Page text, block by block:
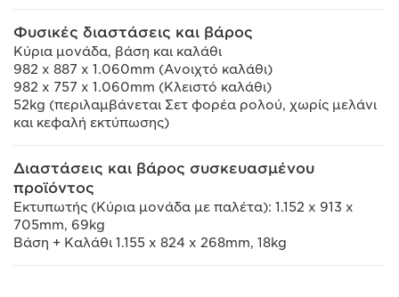
Φυσικές διαστάσεις και βάρος
Κύρια μονάδα, βάση και καλάθι
982 x 887 x 1.060mm (Ανοιχτό καλάθι)
982 x 757 x 1.060mm (Κλειστό καλάθι)
52kg (περιλαμβάνεται Σετ φορέα ρολού, χωρίς μελάνι
και κεφαλή εκτύπωσης)
Διαστάσεις και βάρος συσκευασμένου
προϊόντος
Εκτυπωτής (Κύρια μονάδα με παλέτα): 1.152 x 913 x
705mm, 69kg
Βάση + Καλάθι 1.155 x 824 x 268mm, 18kg